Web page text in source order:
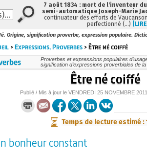
Origine, signification proverbe, expression populaire.
>Expressions, Proverbes > Être né coiffé
Proverbes et expressions populaires
signification d’expressions proverbiales de
Être né coiffé
Publié / Mis à jour le VENDREDI 25 NOVEMBRE 2011
Temps de lecture estimé :
bonheur constant
7 août 1834 : mort de l'inventeur
semi-automatique Joseph-Marie
continuateur des efforts de
perfectionné (…)